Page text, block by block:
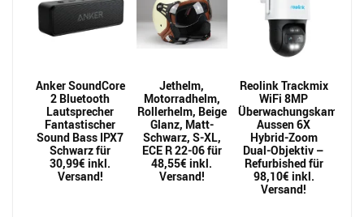
Anker SoundCore
2 Bluetooth
Lautsprecher
Fantastischer
Sound Bass IPX7
Schwarz für
30,99€ inkl.
Versand!
Jethelm,
Motorradhelm,
Rollerhelm, Beige
Glanz, Matt-
Schwarz, S-XL,
ECE R 22-06 für
48,55€ inkl.
Versand!
Reolink Trackmix
WiFi 8MP
Überwachungskamera
Aussen 6X
Hybrid-Zoom
Dual-Objektiv –
Refurbished für
98,10€ inkl.
Versand!